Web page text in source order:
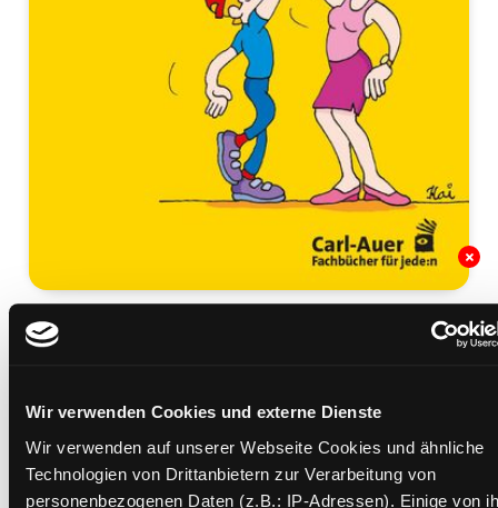
Wir verwenden Cookies und externe Dienste
Wir verwenden auf unserer Webseite Cookies und ähnliche
Technologien von Drittanbietern zur Verarbeitung von
personenbezogenen Daten (z.B.: IP-Adressen). Einige von
Gut gemacht!
Mediengruppe:Sachbuch
Verfasser:Suche nach diesem Verfasser
Furman, Ben (Verfasser)
Beschreibung ein-/ausblenden